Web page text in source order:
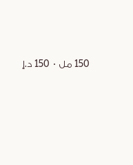
150 مل 150 د.إ